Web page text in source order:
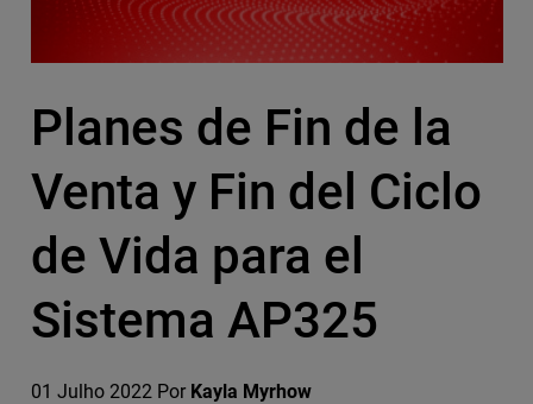
Planes de Fin de la
Venta y Fin del Ciclo
de Vida para el
Sistema AP325
01 Julho 2022 Por Kayla Myrhow